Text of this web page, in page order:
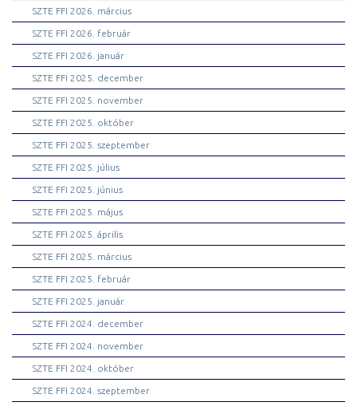
SZTE FFI 2026. március
SZTE FFI 2026. február
SZTE FFI 2026. január
SZTE FFI 2025. december
SZTE FFI 2025. november
SZTE FFI 2025. október
SZTE FFI 2025. szeptember
SZTE FFI 2025. július
SZTE FFI 2025. június
SZTE FFI 2025. május
SZTE FFI 2025. április
SZTE FFI 2025. március
SZTE FFI 2025. február
SZTE FFI 2025. január
SZTE FFI 2024. december
SZTE FFI 2024. november
SZTE FFI 2024. október
SZTE FFI 2024. szeptember